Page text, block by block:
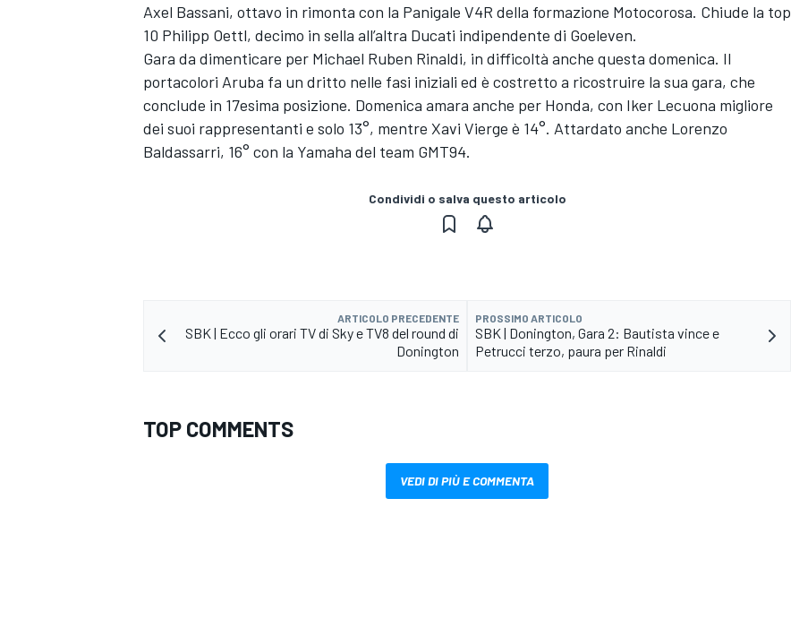
Axel Bassani, ottavo in rimonta con la Panigale V4R della formazione Motocorosa. Chiude la top
10 Philipp Oettl, decimo in sella all’altra Ducati indipendente di Goeleven.
Gara da dimenticare per Michael Ruben Rinaldi, in difficoltà anche questa domenica. Il
portacolori Aruba fa un dritto nelle fasi iniziali ed è costretto a ricostruire la sua gara, che
conclude in 17esima posizione. Domenica amara anche per Honda, con Iker Lecuona migliore
dei suoi rappresentanti e solo 13°, mentre Xavi Vierge è 14°. Attardato anche Lorenzo
Baldassarri, 16° con la Yamaha del team GMT94.
Condividi o salva questo articolo
ARTICOLO PRECEDENTE
SBK | Ecco gli orari TV di Sky e TV8 del round di
Donington
PROSSIMO ARTICOLO
SBK | Donington, Gara 2: Bautista vince e
Petrucci terzo, paura per Rinaldi
TOP COMMENTS
VEDI DI PIÙ E COMMENTA